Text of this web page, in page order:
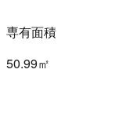
専有面積
50.99㎡